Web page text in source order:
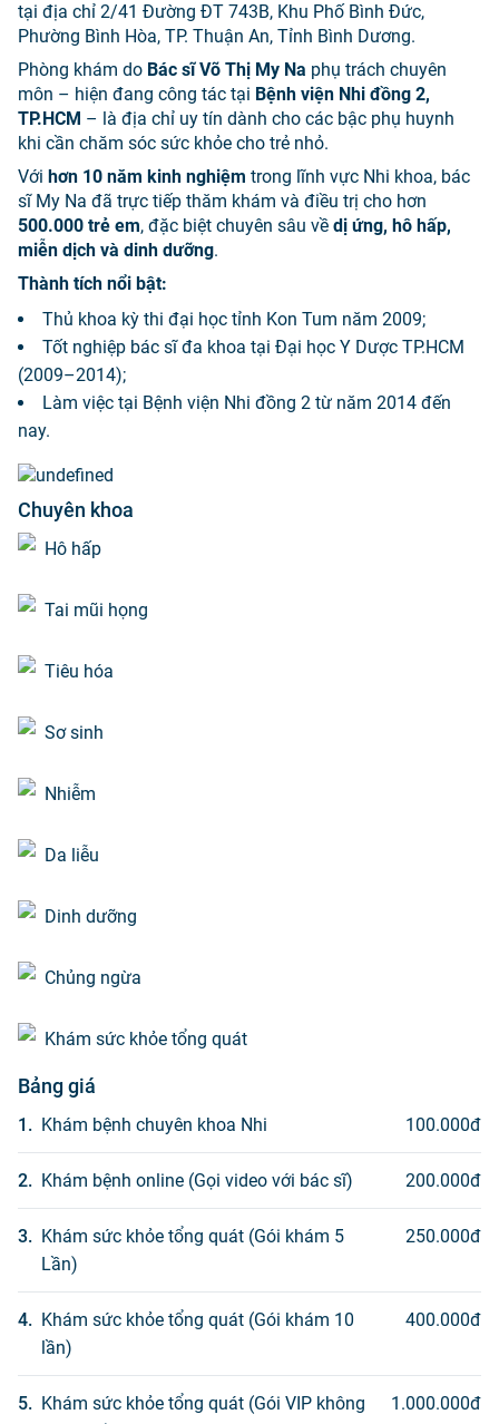
tại địa chỉ 2/41 Đường ĐT 743B, Khu Phố Bình Đức,
Phường Bình Hòa, TP. Thuận An, Tỉnh Bình Dương.
Phòng khám do Bác sĩ Võ Thị My Na phụ trách chuyên
môn – hiện đang công tác tại Bệnh viện Nhi đồng 2,
TP.HCM – là địa chỉ uy tín dành cho các bậc phụ huynh
khi cần chăm sóc sức khỏe cho trẻ nhỏ.
Với hơn 10 năm kinh nghiệm trong lĩnh vực Nhi khoa, bác
sĩ My Na đã trực tiếp thăm khám và điều trị cho hơn
500.000 trẻ em, đặc biệt chuyên sâu về dị ứng, hô hấp,
miễn dịch và dinh dưỡng.
Thành tích nổi bật:
Thủ khoa kỳ thi đại học tỉnh Kon Tum năm 2009;
Tốt nghiệp bác sĩ đa khoa tại Đại học Y Dược TP.HCM
(2009–2014);
Làm việc tại Bệnh viện Nhi đồng 2 từ năm 2014 đến
nay.
Chuyên khoa
Hô hấp
Tai mũi họng
Tiêu hóa
Sơ sinh
Nhiễm
Da liễu
Dinh dưỡng
Chủng ngừa
Khám sức khỏe tổng quát
Bảng giá
1 . Khám bệnh chuyên khoa Nhi 100.000đ
2. Khám bệnh online (Gọi video với bác sĩ) 200.000đ
3. Khám sức khỏe tổng quát (Gói khám 5
Lần)
250.000đ
4. Khám sức khỏe tổng quát (Gói khám 10
lần)
400.000đ
5. Khám sức khỏe tổng quát (Gói VIP không
1.000.000đ